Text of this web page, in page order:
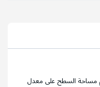
مساحة السطح على معدل